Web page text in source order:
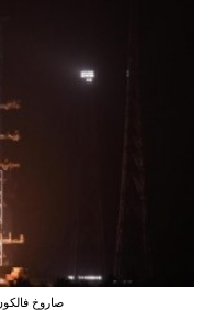
صاروخ فالكون 9 تابع لشركة سبيس